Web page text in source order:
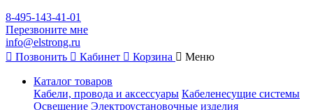
8-495-143-41-01
Перезвоните мне
info@elstrong.ru
Позвонить
Кабинет Корзина Меню
Каталог товаров
Кабели, провода и аксессуары Кабеленесущие системы
Освещение Электроустановочные изделия